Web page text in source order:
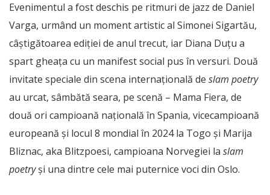
Evenimentul a fost deschis pe ritmuri de jazz de Daniel
Varga, urmând un moment artistic al Simonei Sigartău,
câștigătoarea ediției de anul trecut, iar Diana Duțu a
spart gheața cu un manifest social pus în versuri. Două
invitate speciale din scena internațională de slam poetry
au urcat, sâmbătă seara, pe scenă – Mama Fiera, de
două ori campioană națională în Spania, vicecampioană
europeană și locul 8 mondial în 2024 la Togo și Marija
Bliznac, aka Blitzpoesi, campioana Norvegiei la slam
poetryși una dintre cele mai puternice voci din Oslo.